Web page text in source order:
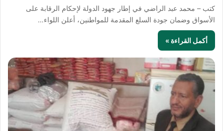
كتب – محمد عبد الراضي في إطار جهود الدولة لإحكام الرقابة على
الأسواق وضمان جودة السلع المقدمة للمواطنين، أعلن اللواء…
أكمل القراءة »